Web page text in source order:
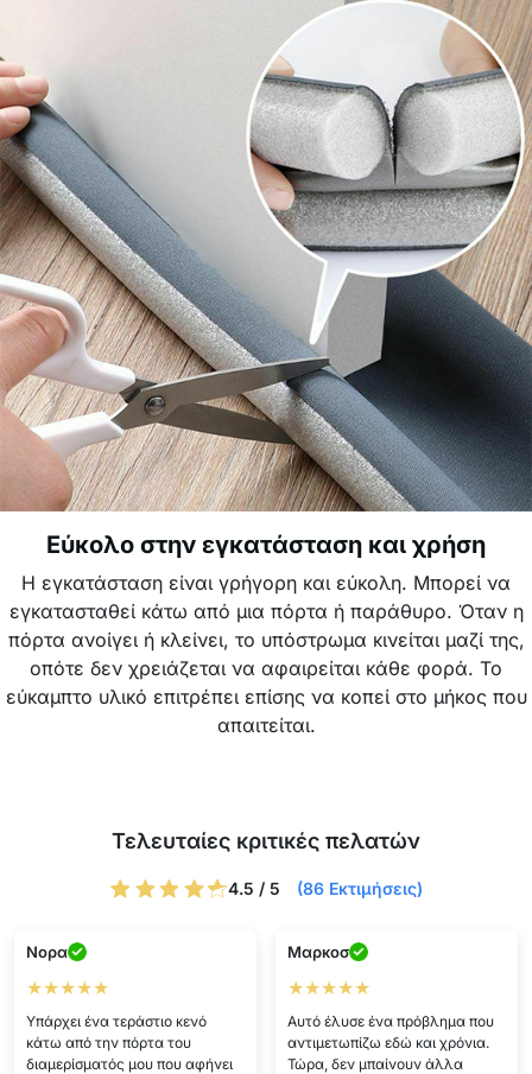
Εύκολο στην εγκατάσταση και χρήση
Η εγκατάσταση είναι γρήγορη και εύκολη. Μπορεί να
εγκατασταθεί κάτω από μια πόρτα ή παράθυρο. Όταν η
πόρτα ανοίγει ή κλείνει, το υπόστρωμα κινείται μαζί της,
οπότε δεν χρειάζεται να αφαιρείται κάθε φορά. Το
εύκαμπτο υλικό επιτρέπει επίσης να κοπεί στο μήκος που
απαιτείται.
Τελευταίες κριτικές πελατών
4.5 / 5 (86 Εκτιμήσεις)
Νορα
★★★★★
Υπάρχει ένα τεράστιο κενό
κάτω από την πόρτα του
διαμερίσματός μου που αφήνει
Μαρκοσ
★★★★★
Αυτό έλυσε ένα πρόβλημα που
αντιμετωπίζω εδώ και χρόνια.
Τώρα, δεν μπαίνουν άλλα